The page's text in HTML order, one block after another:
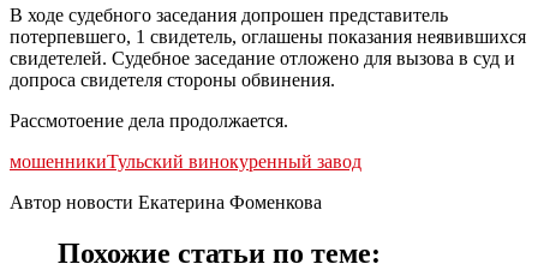
В ходе судебного заседания допрошен представитель
потерпевшего, 1 свидетель, оглашены показания неявившихся
свидетелей. Судебное заседание отложено для вызова в суд и
допроса свидетеля стороны обвинения.
Рассмотоение дела продолжается.
мошенникиТульский винокуренный завод
Автор новости Екатерина Фоменкова
Похожие статьи по теме: